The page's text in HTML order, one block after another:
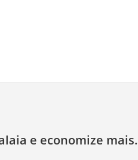
e economize mais.